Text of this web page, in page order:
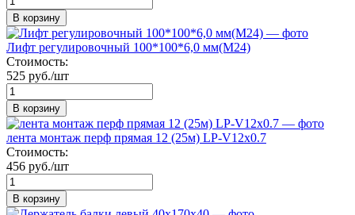
В корзину
Лифт регулировочный 100*100*6,0 мм(М24)
Стоимость:
525 руб./шт
В корзину
лента монтаж перф прямая 12 (25м) LP-V12х0.7
Стоимость:
456 руб./шт
В корзину